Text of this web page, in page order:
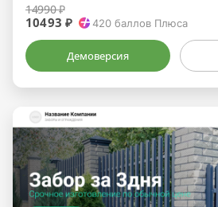
14990 ₽
10493 ₽ 420 баллов Плюса
Демоверсия